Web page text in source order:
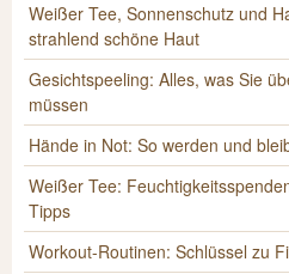
Weißer Tee, Sonnenschutz und
strahlend schöne Haut
Gesichtspeeling: Alles, was Sie
müssen
Hände in Not: So werden und
Weißer Tee:
Tipps
Workout-Routinen: Schlüssel zu